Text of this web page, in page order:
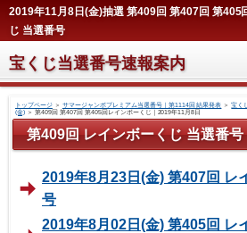
2019年11月8日(金)抽選 第409回 第407回 第405
じ 当選番号
宝くじ当選番号速報案内
トップページ＞ サマージャンボプレミアム当選番号｜第1114回 結果発表 ＞宝く
(金)＞ 第409回 第407回 第405回レインボーくじ｜2019年11月8日
第409回 レインボーくじ 当選番号
2019年8月23日(金) 第407回 レ
号
2019年8月02日(金) 第405回 レ